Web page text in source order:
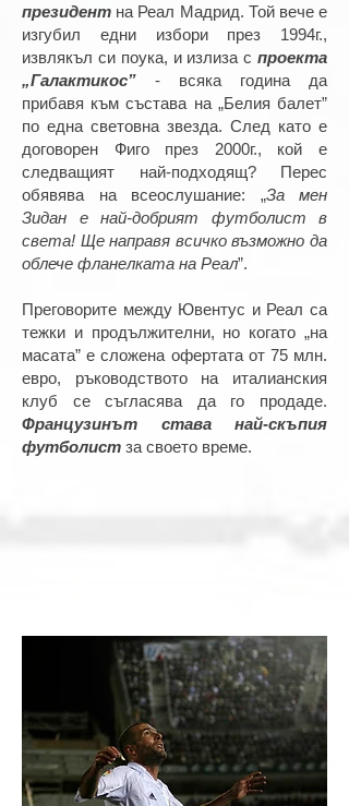
президент на Реал Мадрид. Той вече е
изгубил едни избори през 1994г.,
извлякъл си поука, и излиза с проекта
„Галактикос” - всяка година да
прибавя към състава на „Белия балет”
по една световна звезда. След като е
договорен Фиго през 2000г., кой е
следващият най-подходящ? Перес
обявява на всеослушание: „За мен
Зидан е най-добрият футболист в
света! Ще направя всичко възможно да
облече фланелката на Реал”.
Преговорите между Ювентус и Реал са
тежки и продължителни, но когато „на
масата” е сложена офертата от 75 млн.
евро, ръководството на италианския
клуб се съгласява да го продаде.
Французинът става най-скъпия
футболист за своето време.